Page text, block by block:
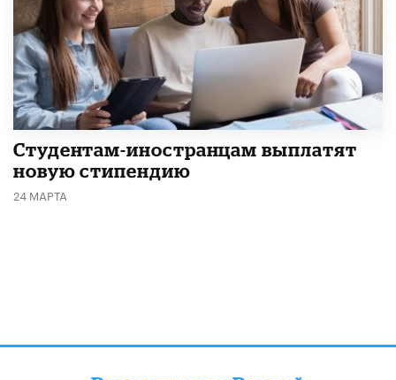
Студентам-иностранцам выплатят
новую стипендию
24 МАРТА